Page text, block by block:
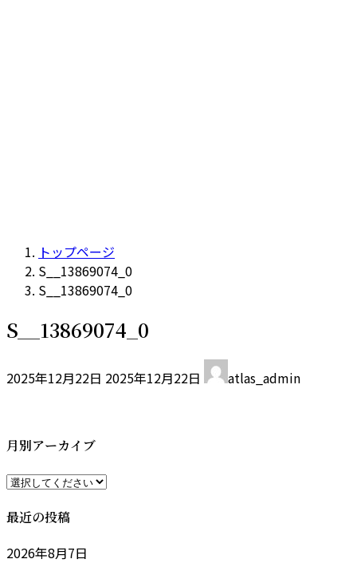
トップページ
S__13869074_0
S__13869074_0
S__13869074_0
2025年12月22日 終
2025年12月22日 atlas_admin
月別アーカイブ
最近の投稿
2026年8月7日